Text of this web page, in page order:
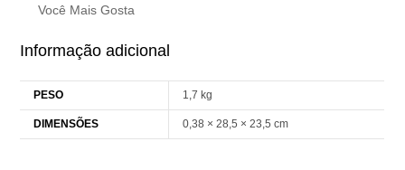
Você Mais Gosta
Informação adicional
PESO 1,7 kg
DIMENSÕES 0,38 × 28,5 × 23,5 cm